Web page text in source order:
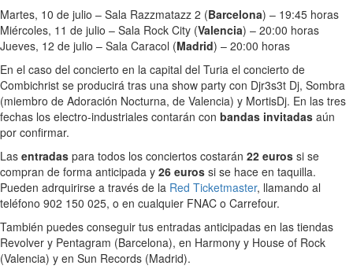
Martes, 10 de julio – Sala Razzmatazz 2 (Barcelona) – 19:45 horas
Miércoles, 11 de julio – Sala Rock City (Valencia) – 20:00 horas
Jueves, 12 de julio – Sala Caracol (Madrid) – 20:00 horas
En el caso del concierto en la capital del Turia el concierto de
Combichrist se producirá tras una show party con Djr3s3t Dj, Sombra
(miembro de Adoración Nocturna, de Valencia) y MortisDj. En las tres
fechas los electro-industriales contarán con bandas invitadas aún
por confirmar.
Las entradas para todos los conciertos costarán 22 euros si se
compran de forma anticipada y 26 euros si se hace en taquilla.
Pueden adrquirirse a través de la Red Ticketmaster, llamando al
teléfono 902 150 025, o en cualquier FNAC o Carrefour.
También puedes conseguir tus entradas anticipadas en las tiendas
Revolver y Pentagram (Barcelona), en Harmony y House of Rock
(Valencia) y en Sun Records (Madrid).